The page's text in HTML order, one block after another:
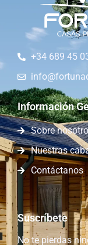
+34 689 45
Información
Sobre
Nuestras
Contáctanos
Suscríbete
No te pierdas